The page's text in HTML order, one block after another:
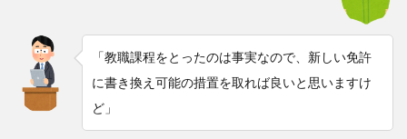
「教職課程をとったのは事実なので、新しい免許
に書き換え可能の措置を取れば良いと思いますけ
ど」